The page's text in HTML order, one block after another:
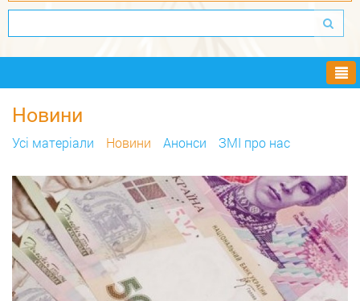
Новини
Усi матерiали Новини Анонси ЗМІ про нас